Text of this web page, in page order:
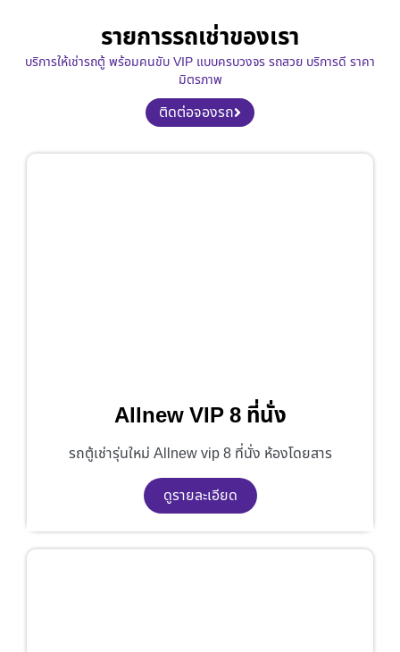
รายการรถเช่าของเรา
บริการให้เช่ารถตู้ พร้อมคนขับ VIP แบบครบวงจร รถสวย บริการดี ราคา
มิตรภาพ
ติดต่อจองรถ
Allnew VIP 8 ที่นั่ง
รถตู้เช่ารุ่นใหม่ Allnew vip 8 ที่นั่ง ห้องโดยสาร
ดูรายละเอียด